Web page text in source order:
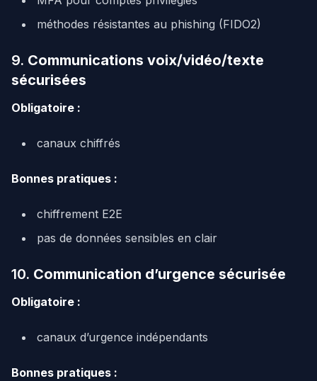
méthodes résistantes au phishing (FIDO2)
9. Communications voix/vidéo/texte
sécurisées
Obligatoire :
canaux chiffrés
Bonnes pratiques :
chiffrement E2E
pas de données sensibles en clair
10. Communication d’urgence sécurisée
Obligatoire :
canaux d’urgence indépendants
Bonnes pratiques :